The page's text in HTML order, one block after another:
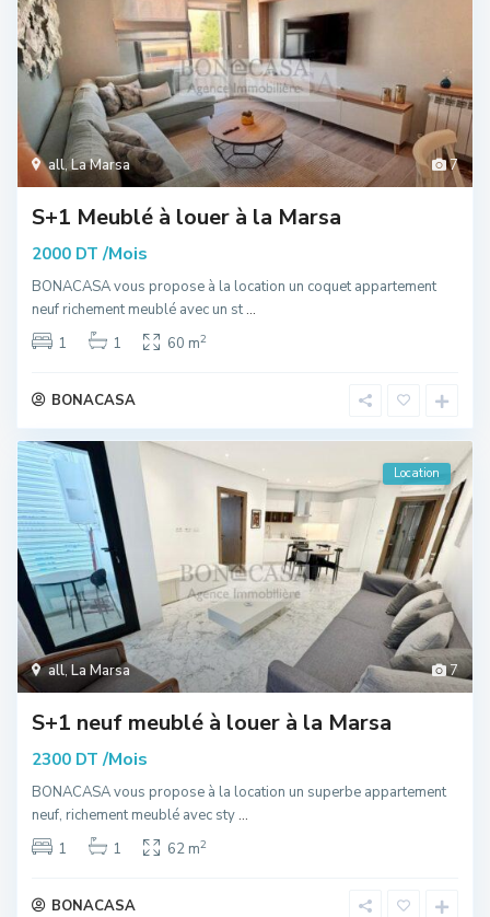
7
all,La Marsa
S+1 Meublé à louer à la Marsa
2000 DT /Mois
BONACASA vous propose à la location un coquet appartement
neuf richement meublé avec un st...
1
1 60 m2
BONACASA
7
all,La Marsa
Location
S+1 neuf meublé à louer à la Marsa
2300 DT /Mois
BONACASA vous propose à la location un superbe appartement
neuf, richement meublé avec sty...
1
1 62 m2
BONACASA